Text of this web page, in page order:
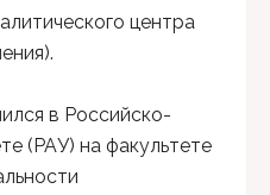
центра
в Российско-
(РАУ) на факультете